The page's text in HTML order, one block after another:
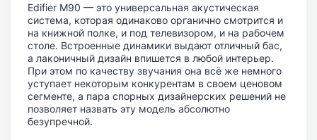
Edifier M90 — это универсальная акустическая
система, которая одинаково органично смотрится и
на книжной полке, и под телевизором, и на рабочем
столе. Встроенные динамики выдают отличный бас,
а лаконичный дизайн впишется в любой интерьер.
При этом по качеству звучания она всё же немного
уступает некоторым конкурентам в своем ценовом
сегменте, а пара спорных дизайнерских решений не
позволяет назвать эту модель абсолютно
безупречной.